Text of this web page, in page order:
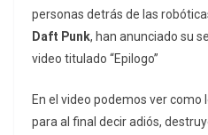
personas detrás de las
Daft Punk, han anunciado su
video titulado “Epilogo”
En el video podemos ver como
para al final decir adiós,